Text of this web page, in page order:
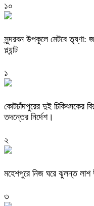
১০
সুন্দরবন উপকূলে মেটবে তৃষ্ণা:
প্ল্যান্ট
১
কোটচাঁদপুরের দুই চিকিৎসকের
তদন্তের নির্দেশ।
২
মহেশপুরে নিজ ঘরে ঝুলন্ত লাশ
৩